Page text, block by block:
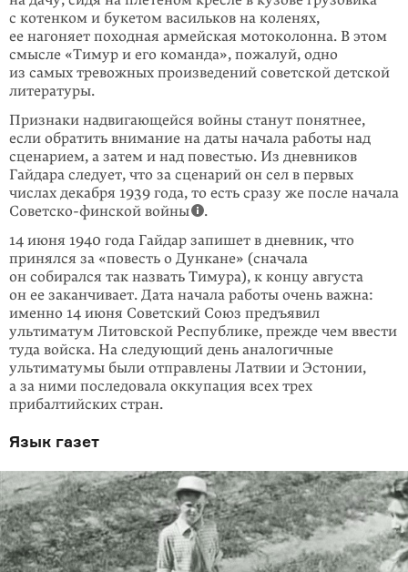
с котенком и букетом васильков на коленях,
ее нагоняет по­ходная армейская мотоколонна. В этом
смы­сле «Тимур и его команда», пожа­луй, одно
из самых тревожных произве­дений советской детской
литературы.
Признаки надвигающейся войны станут понятнее,
если обратить внимание на даты начала работы над
сценарием, а затем и над повестью. Из дневников
Гайдара следует, что за сценарий он сел в первых
числах декабря 1939 года, то есть сразу же после начала
Советско-финской войны
.
14 июня 1940 года Гайдар запишет в дневник, что
принялся за «повесть о Дун­кане» (сначала
он собирался так назвать Тимура), к концу августа
он ее закан­чивает. Дата начала работы очень важна:
именно 14 июня Совет­ский Союз предъявил
ультиматум Литовской Республике, прежде чем ввести
туда войска. На следую­щий день аналогичные
ультиматумы были отправлены Латвии и Эсто­нии,
а за ними последовала оккупация всех трех
прибалтийских стран.
Язык газет